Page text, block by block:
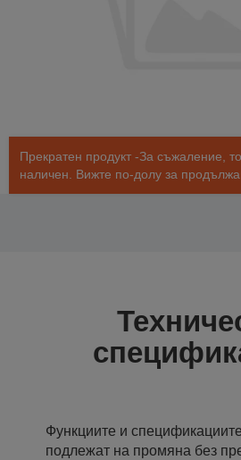
Прекратен продукт -За съжаление,
наличен. Вижте по-долу за
Функциите и
подлежат на промяна без